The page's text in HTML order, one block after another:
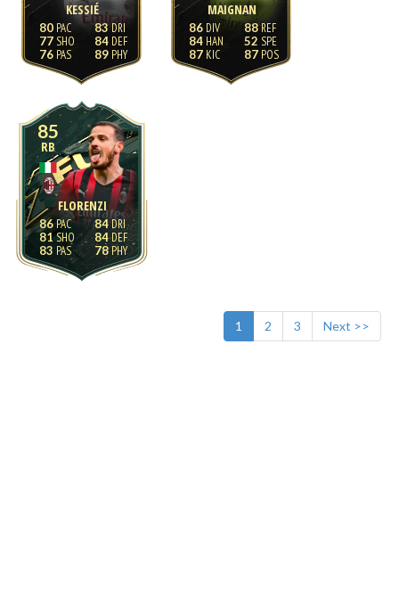
KESSIÉ
80
77
76
83
84
89
MAIGNAN
86
84
87
88
52
87
85
RB
FLORENZI
86
81
83
84
84
78
1 2 3 Next >>